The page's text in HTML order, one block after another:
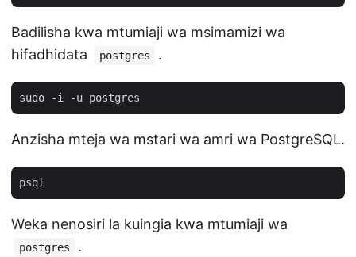
Badilisha kwa mtumiaji wa msimamizi wa
hifadhidata
postgres .
Anzisha mteja wa mstari wa amri wa PostgreSQL.
Weka nenosiri la kuingia kwa mtumiaji wa
postgres .